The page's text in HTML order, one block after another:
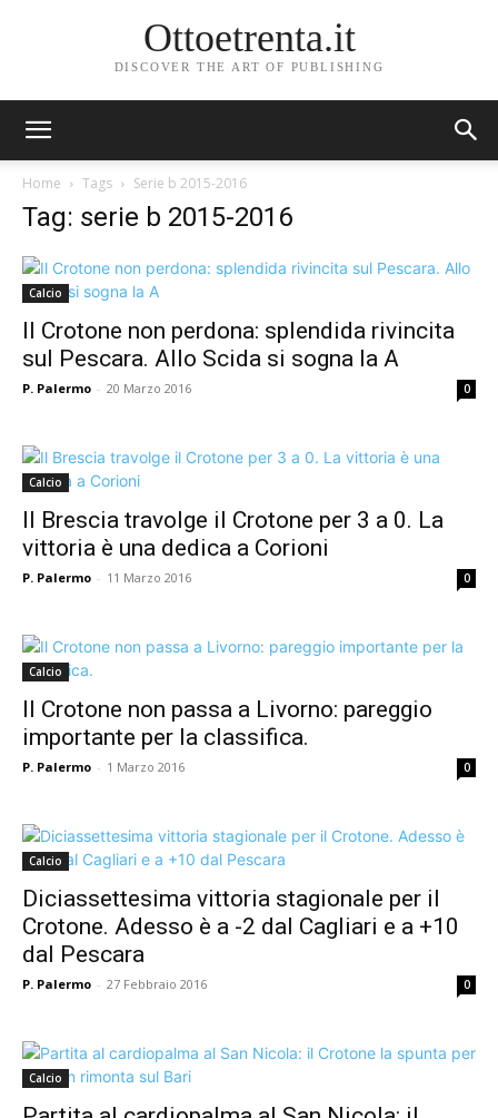
Ottoetrenta.it
DISCOVER THE ART OF PUBLISHING
Home Tags Serie b 2015-2016
Tag: serie b 2015-2016
Calcio
Il Crotone non perdona: splendida rivincita
sul Pescara. Allo Scida si sogna la A
P. Palermo - 20 Marzo 2016 0
Calcio
Il Brescia travolge il Crotone per 3 a 0. La
vittoria è una dedica a Corioni
P. Palermo - 11 Marzo 2016 0
Calcio
Il Crotone non passa a Livorno: pareggio
importante per la classifica.
P. Palermo - 1 Marzo 2016 0
Calcio
Diciassettesima vittoria stagionale per il
Crotone. Adesso è a -2 dal Cagliari e a +10
dal Pescara
P. Palermo - 27 Febbraio 2016 0
Calcio